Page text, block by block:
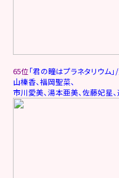
65位「君の瞳はプラネタリウム
山榛香、福岡聖菜、
市川愛美、湯本亜美、佐藤妃星